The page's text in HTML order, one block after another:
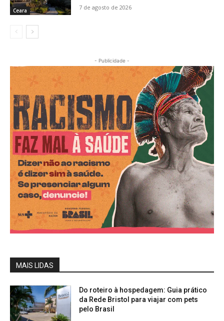
Ceara 7 de agosto de 2026
- Publicidade -
MAIS LIDAS
Do roteiro à hospedagem: Guia prático
da Rede Bristol para viajar com pets
pelo Brasil